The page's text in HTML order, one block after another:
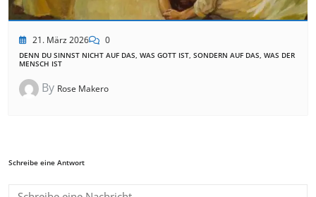
21. März 2026 0
DENN DU SINNST NICHT AUF DAS, WAS GOTT IST, SONDERN AUF DAS, WAS DER
MENSCH IST
By Rose Makero
Schreibe eine Antwort